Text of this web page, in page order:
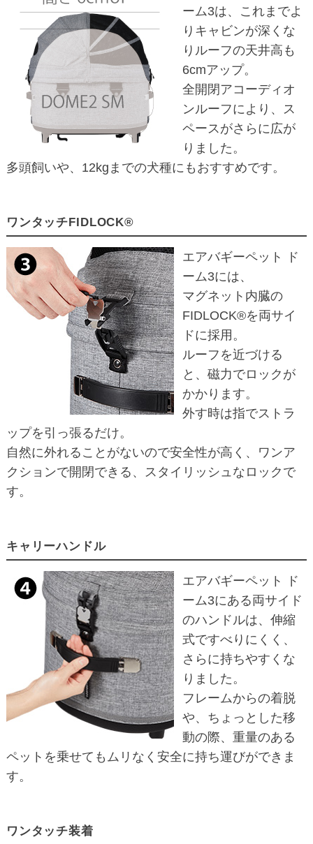
ーム3は、これまでよ
りキャビンが深くな
りルーフの天井高も
6cmアップ。
全開閉アコーディオ
ンルーフにより、ス
ペースがさらに広が
りました。
多頭飼いや、12kgまでの犬種にもおすすめです。
ワンタッチFIDLOCK®
エアバギーペット ド
ーム3には、
マグネット内臓の
FIDLOCK®を両サイ
ドに採用。
ルーフを近づける
と、磁力でロックが
かかります。
外す時は指でストラ
ップを引っ張るだけ。
自然に外れることがないので安全性が高く、ワンア
クションで開閉できる、スタイリッシュなロックで
す。
キャリーハンドル
エアバギーペット ド
ーム3にある両サイド
のハンドルは、伸縮
式ですべりにくく、
さらに持ちやすくな
りました。
フレームからの着脱
や、ちょっとした移
動の際、重量のある
ペットを乗せてもムリなく安全に持ち運びができま
す。
ワンタッチ装着